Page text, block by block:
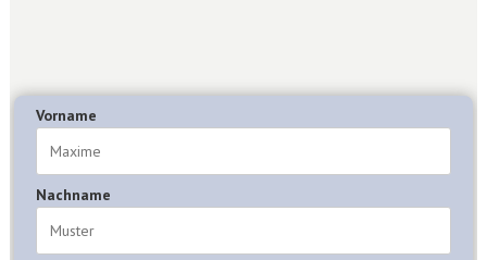
Vorname
Nachname